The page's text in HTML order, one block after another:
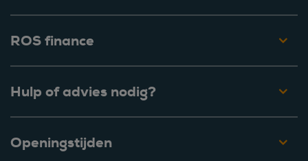
ROS finance
Hulp of advies nodig?
Openingstijden